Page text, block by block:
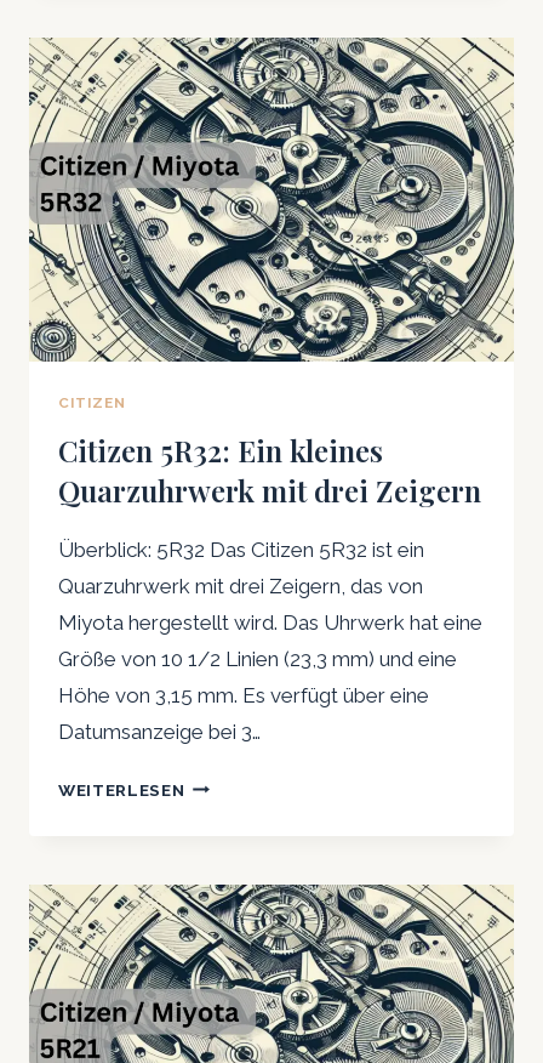
ERSTE
QUARZ-
ARMBANDUHR
DER
WELT
CITIZEN
Citizen 5R32: Ein kleines
Quarzuhrwerk mit drei Zeigern
Überblick: 5R32 Das Citizen 5R32 ist ein
Quarzuhrwerk mit drei Zeigern, das von
Miyota hergestellt wird. Das Uhrwerk hat eine
Größe von 10 1/2 Linien (23,3 mm) und eine
Höhe von 3,15 mm. Es verfügt über eine
Datumsanzeige bei 3…
WEITERLESEN CITIZEN
QUARZUHRWERK
MIT
DREI
ZEIGERN